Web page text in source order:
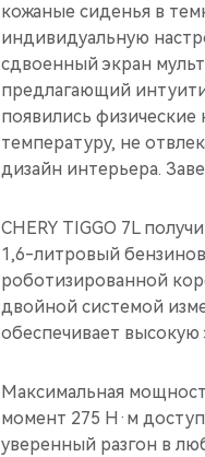
кожаные сиденья в
индивидуальную
сдвоенный экран
предлагающий
появились
температуру, не
дизайн интерьера.
CHERY TIGGO 7L
1,6-литровый
роботизированной
двойной системой
обеспечивает
Максимальная
момент 275 Н·м
уверенный разгон в